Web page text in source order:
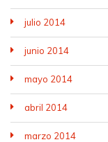
julio 2014
junio 2014
mayo 2014
abril 2014
marzo 2014